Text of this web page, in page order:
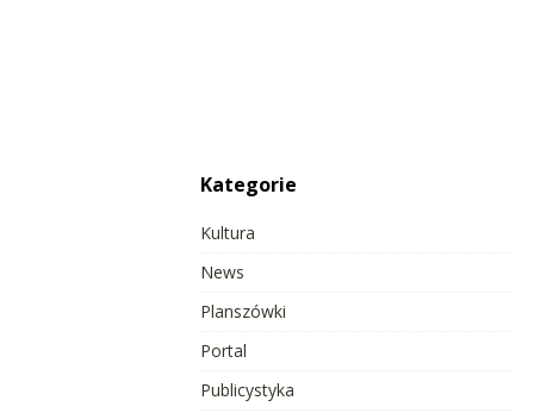
Kategorie
Kultura
News
Planszówki
Portal
Publicystyka